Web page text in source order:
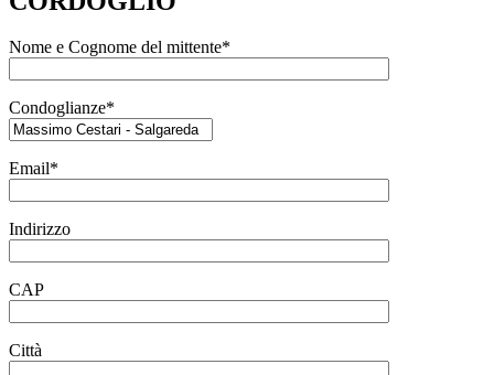
Nome e Cognome del mittente*
Condoglianze*
Email*
Indirizzo
CAP
Città